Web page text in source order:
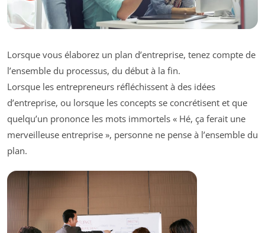
Lorsque vous élaborez un plan d’entreprise, tenez compte de
l’ensemble du processus, du début à la fin.
Lorsque les entrepreneurs réfléchissent à des idées
d’entreprise, ou lorsque les concepts se concrétisent et que
quelqu’un prononce les mots immortels « Hé, ça ferait une
merveilleuse entreprise », personne ne pense à l’ensemble du
plan.